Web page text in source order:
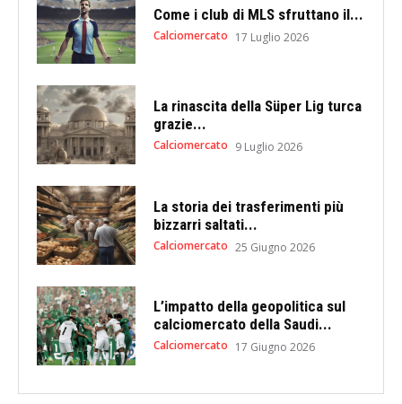
Come i club di MLS sfruttano il...
Calciomercato 17 Luglio 2026
La rinascita della Süper Lig turca
grazie...
Calciomercato 9 Luglio 2026
La storia dei trasferimenti più
bizzarri saltati...
Calciomercato 25 Giugno 2026
L’impatto della geopolitica sul
calciomercato della Saudi...
Calciomercato 17 Giugno 2026